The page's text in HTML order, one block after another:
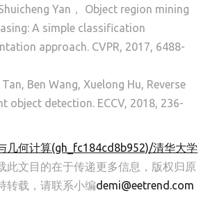
Yan， Object region mining
A simple classification
approach. CVPR, 2017, 6488-
Ben Wang, Xuelong Hu, Reverse
object detection. ECCV, 2018, 236-
几何计算(gh_fc184cd8b952)/清华大学
此文目的在于传递更多信息，版权归原
转载，请联系小编demi@eetrend.com